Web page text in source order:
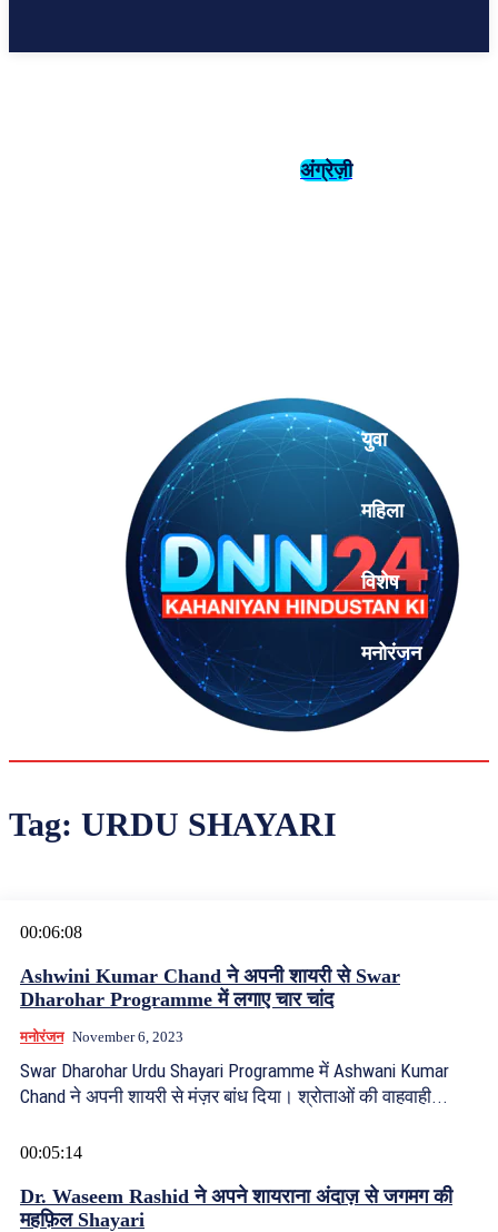
अंग्रेज़ी
युवा
महिला
विशेष
मनोरंजन
Tag: URDU SHAYARI
00:06:08
Ashwini Kumar Chand ने अपनी शायरी से Swar
Dharohar Programme में लगाए चार चांद
मनोरंजन November 6, 2023
Swar Dharohar Urdu Shayari Programme में Ashwani Kumar
Chand ने अपनी शायरी से मंज़र बांध दिया। श्रोताओं की वाहवाही...
00:05:14
Dr. Waseem Rashid ने अपने शायराना अंदाज़ से जगमग की
महफ़िल Shayari